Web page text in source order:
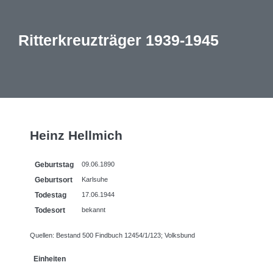
Ritterkreuzträger 1939-1945
Heinz Hellmich
Geburtstag 09.06.1890
Geburtsort Karlsuhe
Todestag 17.06.1944
Todesort bekannt
Quellen: Bestand 500 Findbuch 12454/1/123; Volksbund
Einheiten